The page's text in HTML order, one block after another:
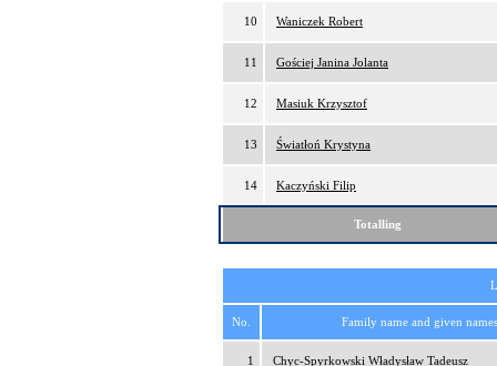
10 Waniczek Robert
11 Gościej Janina Jolanta
12 Masiuk Krzysztof
13 Światłoń Krystyna
14 Kaczyński Filip
Totalling
No. Family name and given names
1 Chyc-Spyrkowski Władysław Tadeusz